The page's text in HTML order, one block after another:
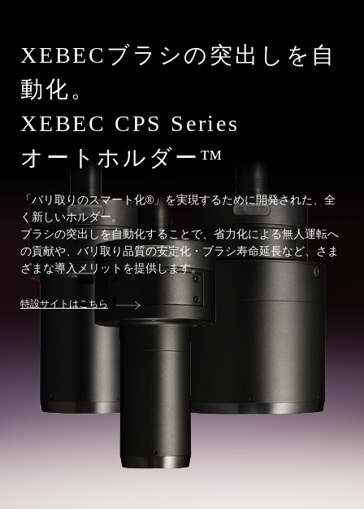
XEBECブラシの突出しを自
動化。
XEBEC CPS Series
オートホルダー™
「バリ取りのスマート化®︎」を実現するために開発された、全
く新しいホルダー。
ブラシの突出しを自動化することで、省力化による無人運転へ
の貢献や、バリ取り品質の安定化・ブラシ寿命延長など、さま
ざまな導入メリットを提供します。
特設サイトはこちら